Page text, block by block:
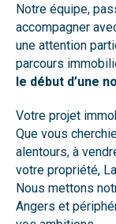
Notre équipe,
accompagner
une attention
parcours
le début d’une
Votre projet
Que vous
alentours, à
votre propriété,
Nous mettons
Angers et